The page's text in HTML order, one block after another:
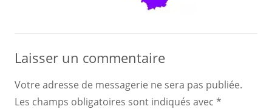
Laisser un commentaire
Votre adresse de messagerie ne sera pas publiée.
Les champs obligatoires sont indiqués avec *